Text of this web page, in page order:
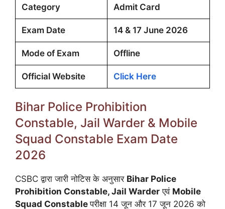
Category Admit Card
Exam Date 14 & 17 June 2026
Mode of Exam Offline
Official Website Click Here
Bihar Police Prohibition
Constable, Jail Warder & Mobile
Squad Constable Exam Date
2026
CSBC द्वारा जारी नोटिस के अनुसार Bihar Police
Prohibition Constable, Jail Warder एवं Mobile
Squad Constableपरीक्षा 14 जून और 17 जून 2026 को